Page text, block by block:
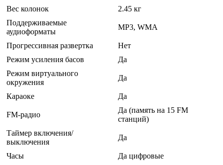
Вес колонок
2.45 кг
Поддерживаемые
аудиоформаты
MP3, WMA
Прогрессивная развертка
Нет
Режим усиления басов
Да
Режим виртуального
окружения
Да
Караоке Да
FM-радио
Да (память на 15 FM
станций)
Таймер включения/
выключения
Да
Часы
Да цифровые